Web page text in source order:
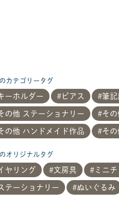
カテゴリータグ
ーホルダー ピアス 筆
の他 ステーショナリー そ
の他 ハンドメイド作品 そ
オリジナルタグ
ヤリング 文房具 ミニチ
テーショナリー ぬいぐるみ